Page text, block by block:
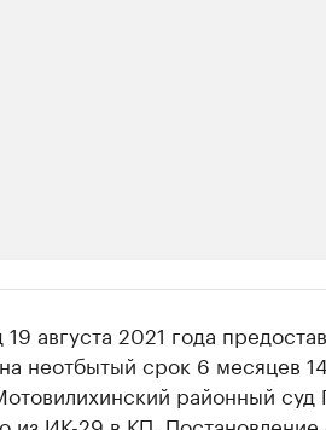
августа 2021 года
неотбытый срок 6 месяцев
районный